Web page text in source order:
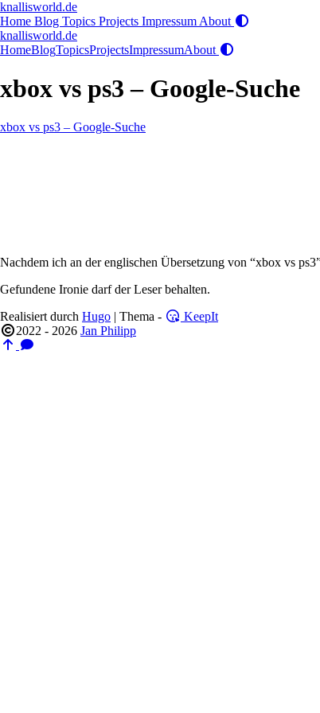
knallisworld.de
Home Blog Topics Projects Impressum About
knallisworld.de
HomeBlogTopicsProjectsImpressumAbout
xbox vs ps3 – Google-Suche
xbox vs ps3 – Google-Suche
Nachdem ich an der englischen Übersetzung von “xbox vs
Gefundene Ironie darf der Leser behalten.
Realisiert durch Hugo | Thema -
KeepIt
2022 - 2026 Jan Philipp